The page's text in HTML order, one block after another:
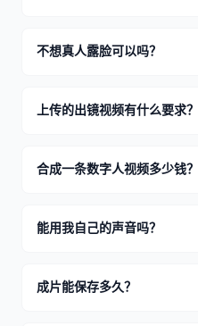
不想真人露脸可以吗？
上传的出镜视频有什么要求？
合成一条数字人视频多少钱？
能用我自己的声音吗？
成片能保存多久？